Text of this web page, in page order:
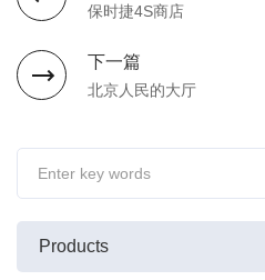
Products
保时捷4S商店
下一篇
北京人民的大厅